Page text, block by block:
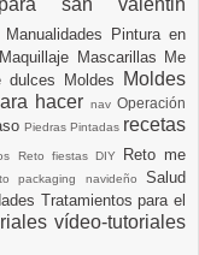
san valentin
Manualidades Pintura en
Maquillaje Mascarillas Me
dulces Moldes
Moldes
hacer nav Operación
Piedras Pintadas recetas
Reto fiestas DIY
Reto me
packaging navideñoSalud
Tratamientos para el
vídeo-tutoriales